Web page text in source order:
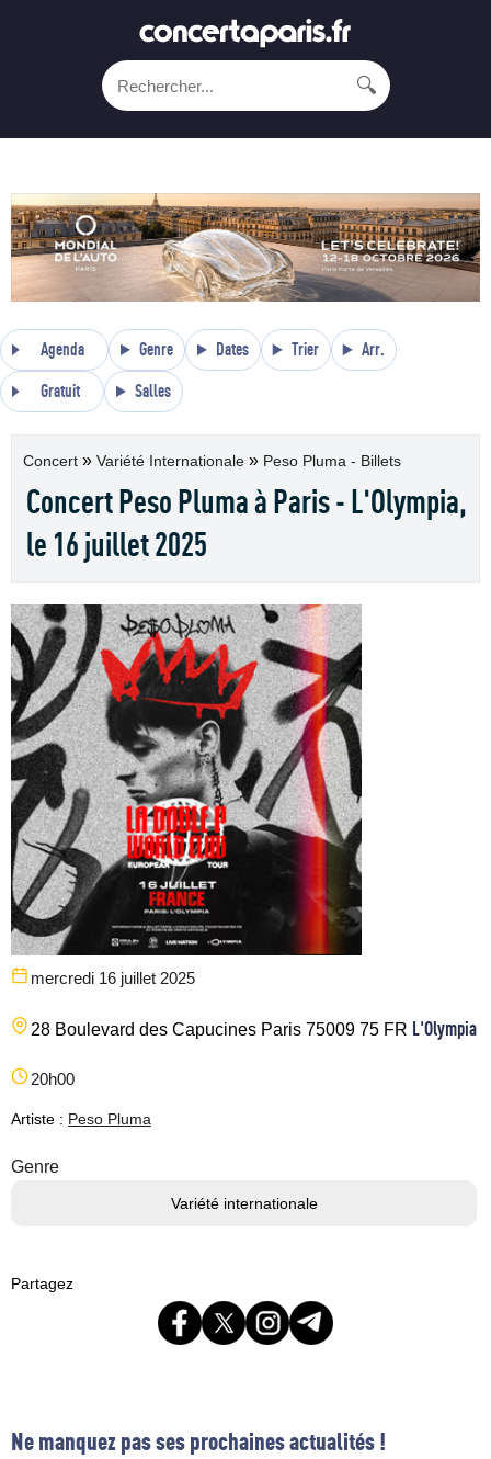
🔍
Agenda Genre Dates Trier Arr.
Gratuit Salles
Concert » Variété Internationale » Peso Pluma - Billets
Concert Peso Pluma à Paris - L'Olympia,
le 16 juillet 2025
mercredi 16 juillet 2025
28 Boulevard des Capucines Paris 75009 75 FR L'Olympia
20h00
Artiste : Peso Pluma
Genre
Variété internationale
Partagez
Ne manquez pas ses prochaines actualités !